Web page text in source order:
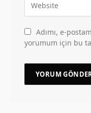
Adımı, e-
yorumum için bu